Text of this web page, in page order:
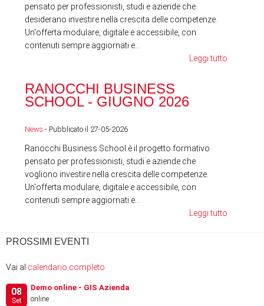
pensato per professionisti, studi e aziende che
desiderano investire nella crescita delle competenze.
Un'offerta modulare, digitale e accessibile, con
contenuti sempre aggiornati e...
Leggi tutto
RANOCCHI BUSINESS
SCHOOL - GIUGNO 2026
News - Pubblicato il 27-05-2026
Ranocchi Business School è il progetto formativo
pensato per professionisti, studi e aziende che
vogliono investire nella crescita delle competenze.
Un'offerta modulare, digitale e accessibile, con
contenuti sempre aggiornati e...
Leggi tutto
PROSSIMI EVENTI
Vai al calendario completo
08
Set
Demo online - GIS Azienda
online